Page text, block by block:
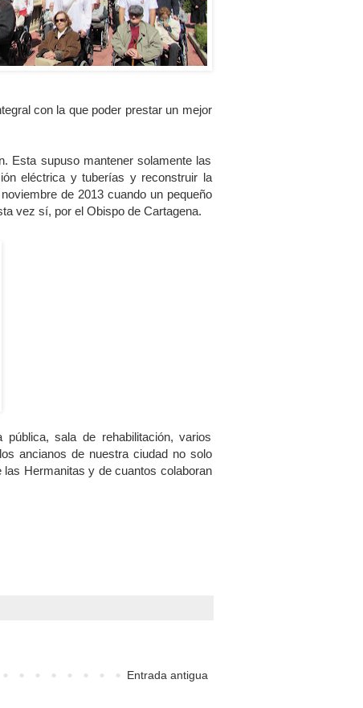
con la que poder prestar un mejor
Esta supuso mantener solamente las
eléctrica y tuberías y reconstruir la
de 2013 cuando un pequeño
vez sí, por el Obispo de Cartagena.
sala de rehabilitación, varios
ancianos de nuestra ciudad no solo
Hermanitas y de cuantos colaboran
Entrada antigua